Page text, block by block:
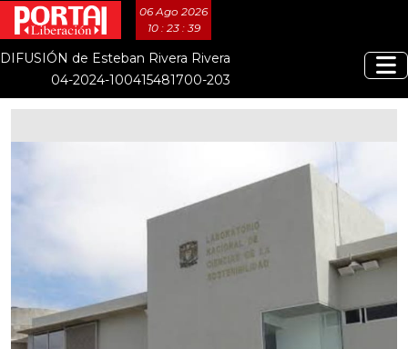
06 Ago 2026
10 : 23 : 40
DIFUSIÓN de Esteban Rivera Rivera
04-2024-100415481700-203